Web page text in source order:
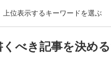
位表示するキーワードを選ぶ
べき記事を決め